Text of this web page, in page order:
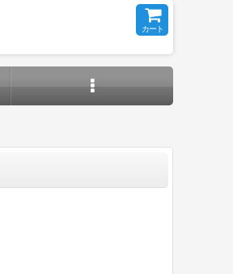
カート